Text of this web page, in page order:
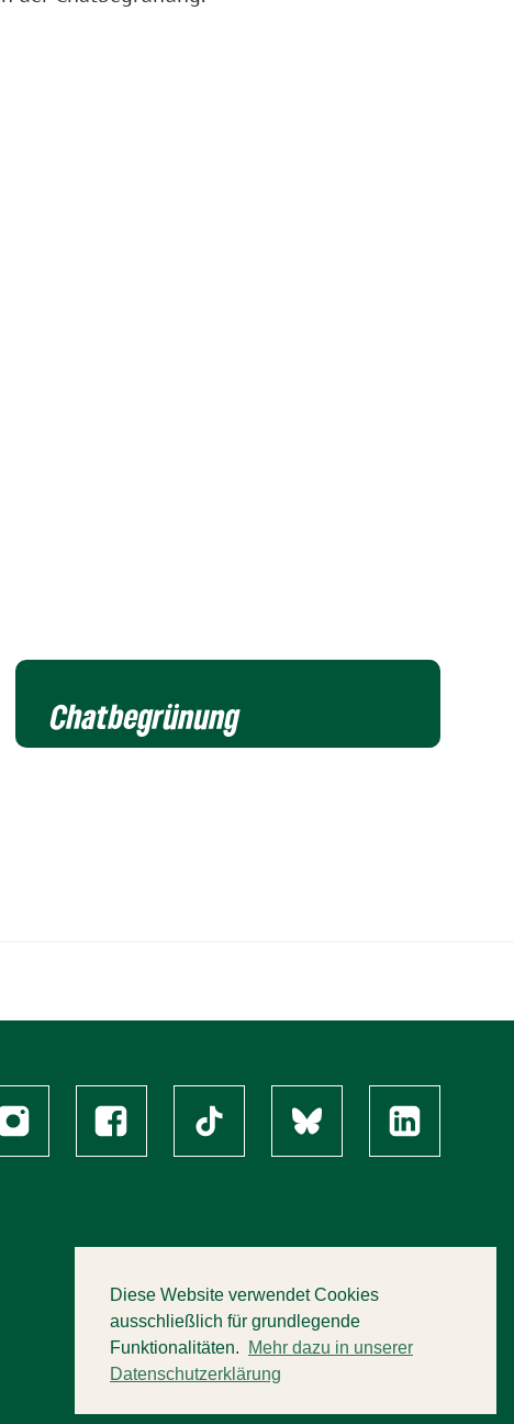
Diese Website verwendet Cookies
ausschließlich für grundlegende
Funktionalitäten.
Mehr dazu in unserer
Datenschutzerklärung
Chatbegrünung